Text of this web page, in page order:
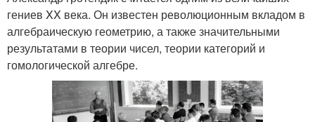
гениев XX века. Он известен революционным вкладом в
алгебраическую геометрию, а также значительными
результатами в теории чисел, теории категорий и
гомологической алгебре.